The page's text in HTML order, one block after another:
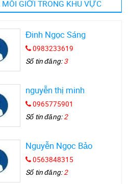
MÔI GIỚI TRONG KHU VỰC
Đinh Ngọc Sáng
0983233619
Số tin đăng:3
nguyễn thị minh
0965775901
Số tin đăng:2
Nguyễn Ngọc Bảo
0563848315
Số tin đăng:2